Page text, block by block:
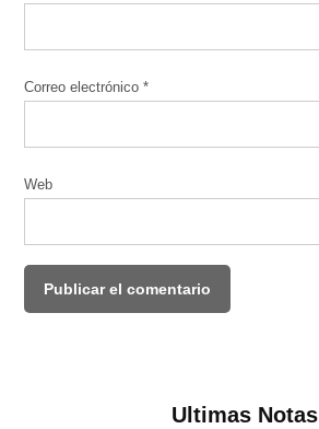
Correo electrónico*
Web
Ultimas Notas